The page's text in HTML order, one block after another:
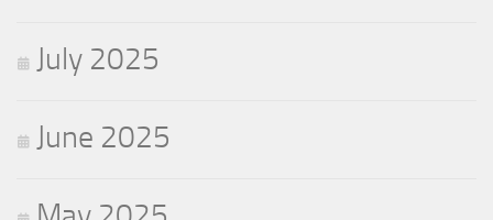
July 2025
June 2025